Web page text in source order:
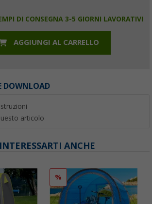
DI CONSEGNA 3-5 GIORNI LAVORATIVI
AGGIUNGI AL CARRELLO
DOWNLOAD
articolo
ANCHE
%